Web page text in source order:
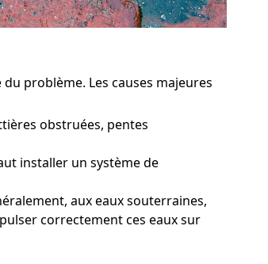
problème. Les causes majeures
obstruées, pentes
installer un système de
aux eaux souterraines,
correctement ces eaux sur